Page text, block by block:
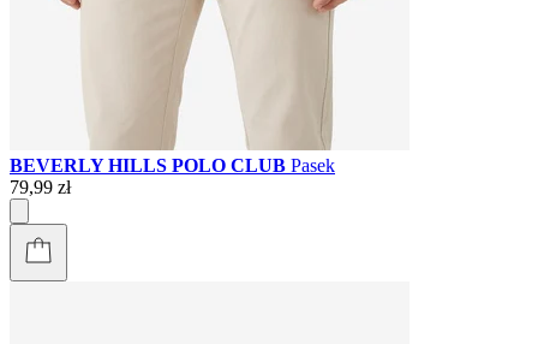
BEVERLY HILLS POLO CLUB Pasek
79,99 zł